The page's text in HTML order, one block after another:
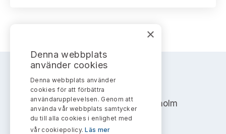
Arbetsordning
Ledamöter
Huvudmän
Uttalanden sorterade ämnesvis
Sök uttalanden
Avgifter
Prenumerera
Bildarkiv
Kontakt angående ansökningar och uttalanden
Kontakt administrativa ärenden
AKTIEMARKNADSNÄMNDEN
Address: Box 7354, 103 90 Stockholm
info@aktiemarknadsnamnden.se
×
Denna webbplats
använder cookies
Denna webbplats använder
cookies för att förbättra
användarupplevelsen. Genom att
använda vår webbplats samtycker
du till alla cookies i enlighet med
vår cookiepolicy.Läs mer